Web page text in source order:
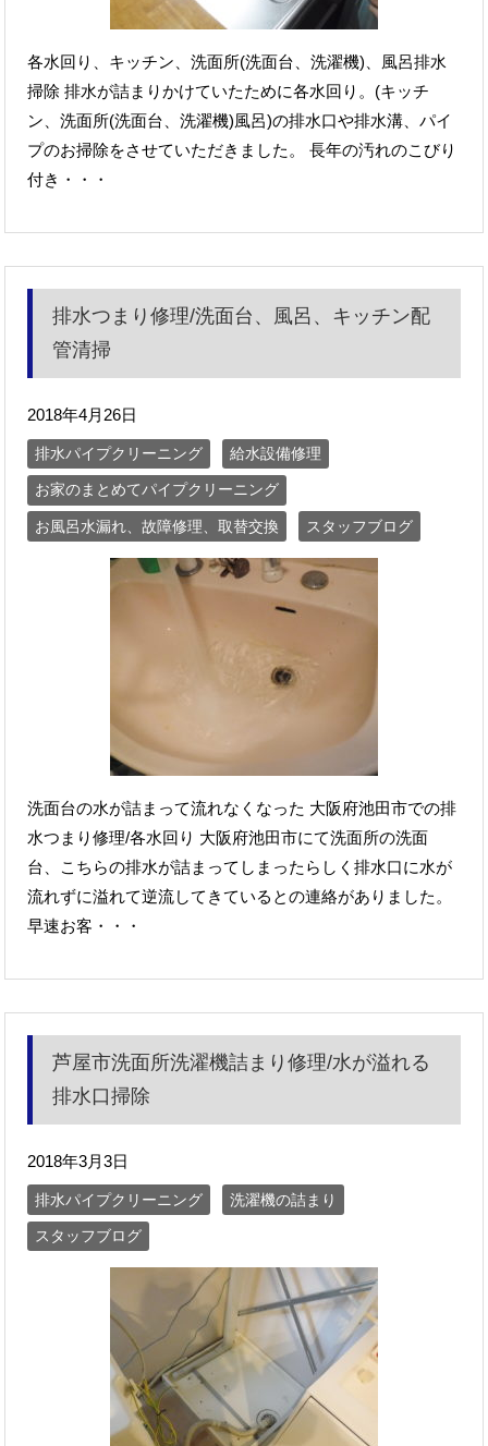
各水回り、キッチン、洗面所(洗面台、洗濯機)、風呂排水
掃除 排水が詰まりかけていたために各水回り。(キッチ
ン、洗面所(洗面台、洗濯機)風呂)の排水口や排水溝、パイ
プのお掃除をさせていただきました。 長年の汚れのこびり
付き・・・
排水つまり修理/洗面台、風呂、キッチン配
管清掃
2018年4月26日
排水パイプクリーニング 給水設備修理
お家のまとめてパイプクリーニング
お風呂水漏れ、故障修理、取替交換 スタッフブログ
洗面台の水が詰まって流れなくなった 大阪府池田市での排
水つまり修理/各水回り 大阪府池田市にて洗面所の洗面
台、こちらの排水が詰まってしまったらしく排水口に水が
流れずに溢れて逆流してきているとの連絡がありました。
早速お客・・・
芦屋市洗面所洗濯機詰まり修理/水が溢れる
排水口掃除
2018年3月3日
排水パイプクリーニング 洗濯機の詰まり
スタッフブログ